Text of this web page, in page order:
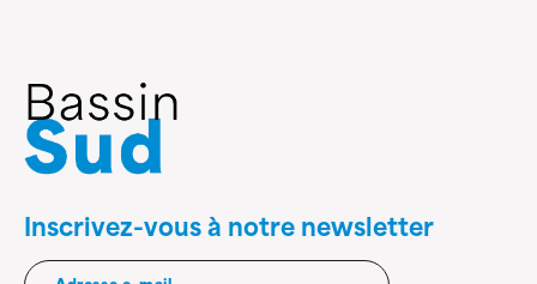
Inscrivez-vous à notre newsletter